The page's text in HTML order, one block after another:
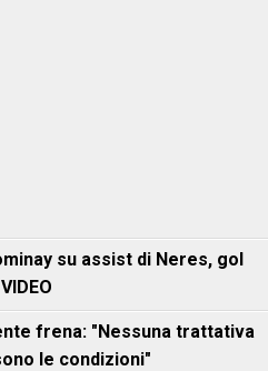
su assist di Neres, gol
frena: "Nessuna trattativa
le condizioni"